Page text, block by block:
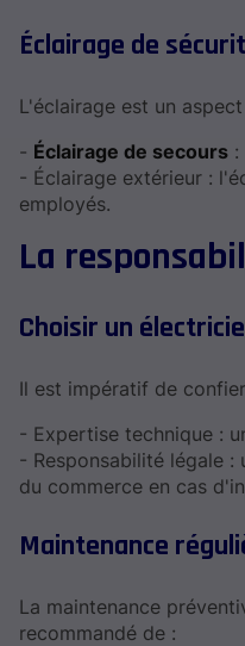
Éclairage de
L'éclairage est un
- Éclairage de secours :
- Éclairage extérieur :
employés.
La
Choisir un
Il est impératif de
- Expertise technique :
- Responsabilité légale
du commerce en cas
Maintenance
La maintenance
recommandé de :